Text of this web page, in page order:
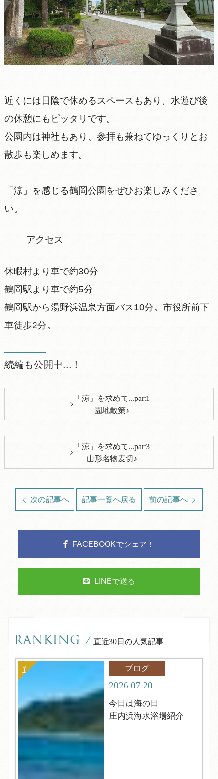
近くには日陰で休めるスペースもあり、水遊び後
の休憩にもピッタリです。
公園内は神社もあり、参拝も兼ねてゆっくりとお
散歩も楽しめます。
「涼」を感じる鶴岡公園をぜひお楽しみくださ
い。
アクセス
休暇村より車で約30分
鶴岡駅より車で約5分
鶴岡駅から湯野浜温泉方面バス10分。市役所前下
車徒歩2分。
続編も公開中...！
「涼」を求めて...part1
園地散策♪
「涼」を求めて...part3
山形名物麦切♪
次の記事へ 記事一覧へ戻る 前の記事へ
FACEBOOKでシェア！
LINEで送る
RANKING / 直近30日の人気記事
ブログ
2026.07.20
今日は海の日
庄内浜海水浴場紹介